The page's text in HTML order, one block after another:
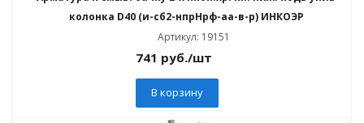
колонка D40 (и-сб2-нпрНрф-аа-в-р) ИНКОЭР
Артикул: 19151
741 руб./шт
В корзину